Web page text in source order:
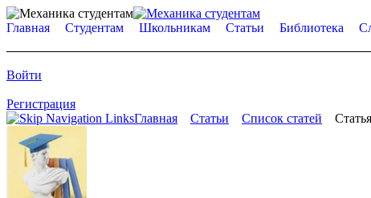
Главная Студентам Школьникам Статьи Библиотека
Войти
Регистрация
Главная
Статьи Список статей Статья